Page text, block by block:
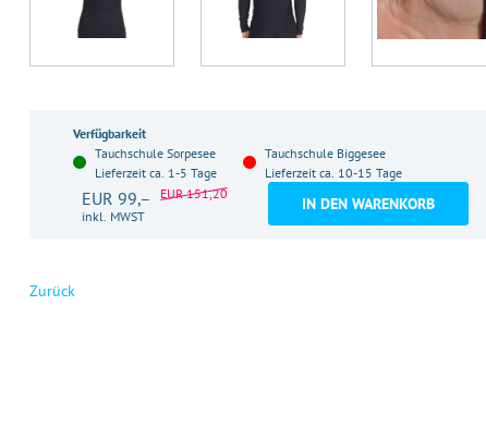
Verfügbarkeit
Tauchschule Sorpesee
Lieferzeit ca. 1-5 Tage
Tauchschule Biggesee
Lieferzeit ca. 10-15 Tage
EUR 99,–
EUR 151,20
inkl. MWST
IN DEN WARENKORB
Zurück